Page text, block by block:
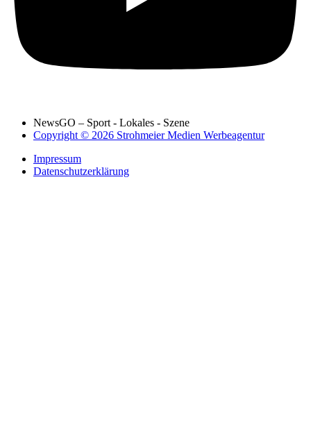
NewsGO – Sport - Lokales - Szene
Copyright © 2026 Strohmeier Medien Werbeagentur
Impressum
Datenschutzerklärung